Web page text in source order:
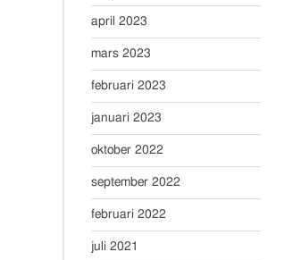
april 2023
mars 2023
februari 2023
januari 2023
oktober 2022
september 2022
februari 2022
juli 2021